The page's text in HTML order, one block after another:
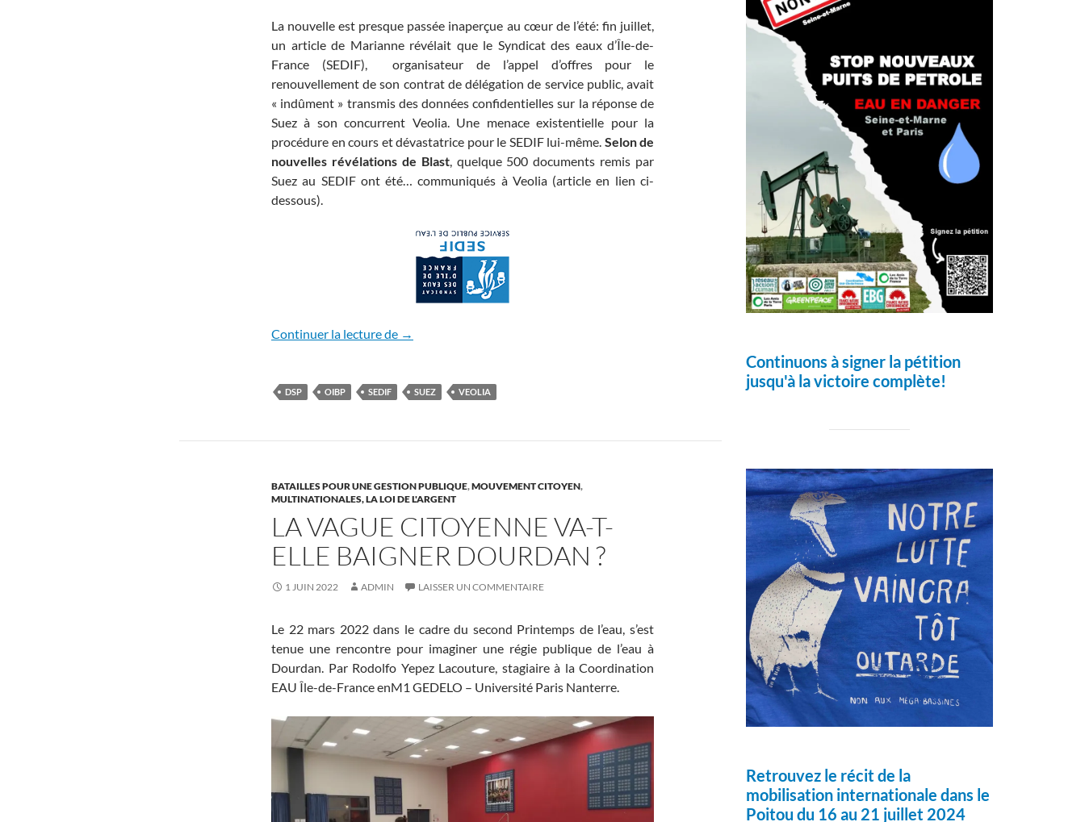
La nouvelle est presque passée inaperçue au cœur de l’été: fin juillet,
un article de Marianne révélait que le Syndicat des eaux d’Île-de-
France (SEDIF), organisateur de l’appel d’offres pour le
renouvellement de son contrat de délégation de service public, avait
« indûment » transmis des données confidentielles sur la réponse de
Suez à son concurrent Veolia. Une menace existentielle pour la
procédure en cours et dévastatrice pour le SEDIF lui-même. Selon de
nouvelles révélations de Blast, quelque 500 documents remis par
Suez au SEDIF ont été… communiqués à Veolia (article en lien ci-
dessous).
Continuer la lecture de SEDIF: favoritisme ou « grosse bêtise » ?
→
DSP OIBP SEDIF SUEZ VEOLIA
BATAILLES POUR UNE GESTION PUBLIQUE,MOUVEMENT CITOYEN,
MULTINATIONALES, LA LOI DE L'ARGENT
LA VAGUE CITOYENNE VA-T-
ELLE BAIGNER DOURDAN ?
1 JUIN 2022 ADMIN LAISSER UN COMMENTAIRE
Le 22 mars 2022 dans le cadre du second Printemps de l’eau, s’est
tenue une rencontre pour imaginer une régie publique de l’eau à
Dourdan. Par Rodolfo Yepez Lacouture, stagiaire à la Coordination
EAU Île-de-France enM1 GEDELO – Université Paris Nanterre.
Continuons à signer la pétition
jusqu'à la victoire complète!
Retrouvez le récit de la
mobilisation internationale dans le
Poitou du 16 au 21 juillet 2024